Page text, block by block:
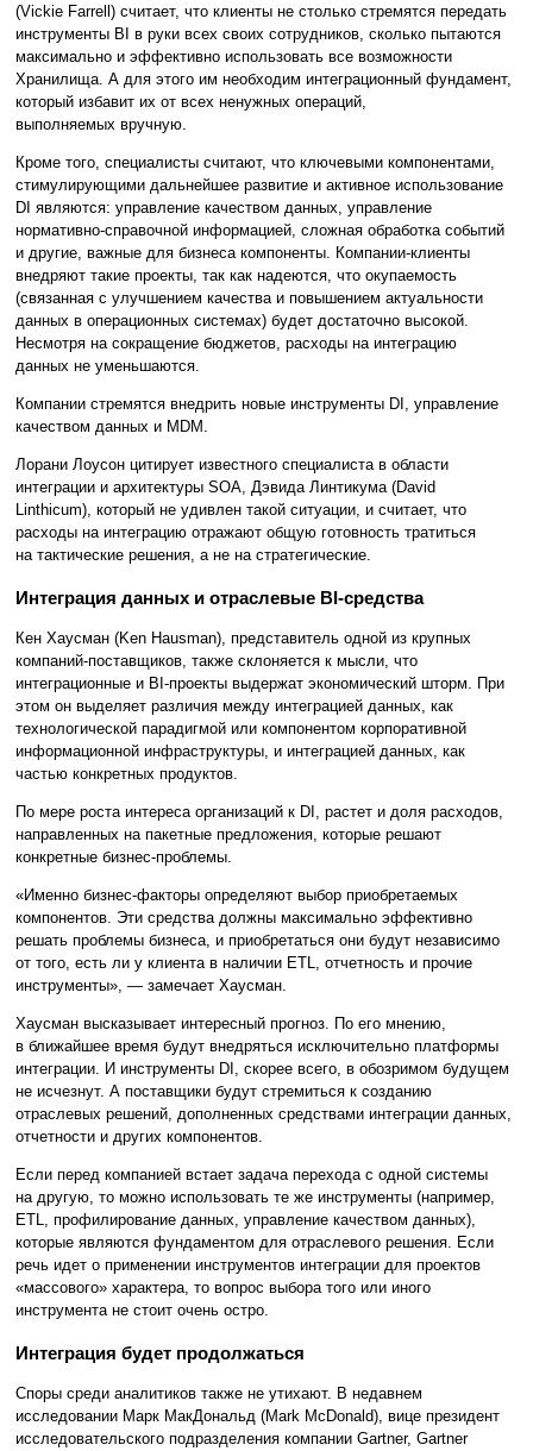
(Vickie Farrell) считает, что клиенты не столько стремятся передать
инструменты BI в руки всех своих сотрудников, сколько пытаются
максимально и эффективно использовать все возможности
Хранилища. А для этого им необходим интеграционный фундамент,
который избавит их от всех ненужных операций,
выполняемых вручную.
Кроме того, специалисты считают, что ключевыми компонентами,
стимулирующими дальнейшее развитие и активное использование
DI являются: управление качеством данных, управление
нормативно-справочной информацией, сложная обработка событий
и другие, важные для бизнеса компоненты. Компании-клиенты
внедряют такие проекты, так как надеются, что окупаемость
(связанная с улучшением качества и повышением актуальности
данных в операционных системах) будет достаточно высокой.
Несмотря на сокращение бюджетов, расходы на интеграцию
данных не уменьшаются.
Компании стремятся внедрить новые инструменты DI, управление
качеством данных и MDM.
Лорани Лоусон цитирует известного специалиста в области
интеграции и архитектуры SOA, Дэвида Линтикума (David
Linthicum), который не удивлен такой ситуации, и считает, что
расходы на интеграцию отражают общую готовность тратиться
на тактические решения, а не на стратегические.
Интеграция данных и отраслевые BI-средства
Кен Хаусман (Ken Hausman), представитель одной из крупных
компаний-поставщиков, также склоняется к мысли, что
интеграционные и BI-проекты выдержат экономический шторм. При
этом он выделяет различия между интеграцией данных, как
технологической парадигмой или компонентом корпоративной
информационной инфраструктуры, и интеграцией данных, как
частью конкретных продуктов.
По мере роста интереса организаций к DI, растет и доля расходов,
направленных на пакетные предложения, которые решают
конкретные бизнес-проблемы.
«Именно бизнес-факторы определяют выбор приобретаемых
компонентов. Эти средства должны максимально эффективно
решать проблемы бизнеса, и приобретаться они будут независимо
от того, есть ли у клиента в наличии ETL, отчетность и прочие
инструменты», — замечает Хаусман.
Хаусман высказывает интересный прогноз. По его мнению,
в ближайшее время будут внедряться исключительно платформы
интеграции. И инструменты DI, скорее всего, в обозримом будущем
не исчезнут. А поставщики будут стремиться к созданию
отраслевых решений, дополненных средствами интеграции данных,
отчетности и других компонентов.
Если перед компанией встает задача перехода с одной системы
на другую, то можно использовать те же инструменты (например,
ETL, профилирование данных, управление качеством данных),
которые являются фундаментом для отраслевого решения. Если
речь идет о применении инструментов интеграции для проектов
«массового» характера, то вопрос выбора того или иного
инструмента не стоит очень остро.
Интеграция будет продолжаться
Споры среди аналитиков также не утихают. В недавнем
исследовании Марк МакДональд (Mark McDonald), вице президент
исследовательского подразделения компании Gartner, Gartner